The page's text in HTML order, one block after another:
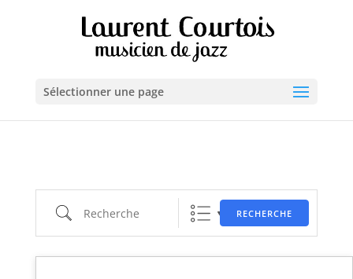
Sélectionner une page
Recherche RECHERCHE